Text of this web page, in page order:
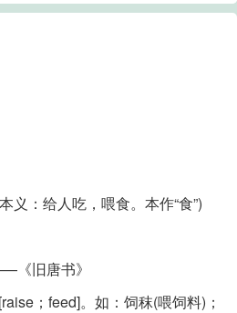
义：给人吃，喂食。本作“食”)
《旧唐书》
；feed]。如：饲秣(喂饲料)；